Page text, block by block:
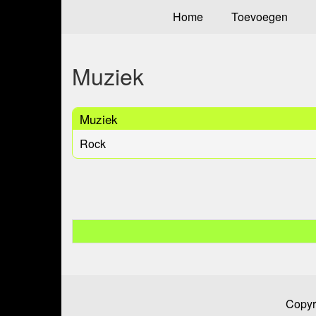
Home Toevoegen
Muziek
Muziek
Rock